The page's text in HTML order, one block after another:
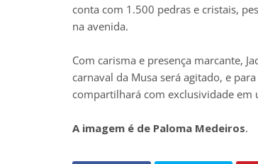
conta com 1.500 pedras e cristais,
na avenida.
Com carisma e presença marcante,
carnaval da Musa será agitado, e
compartilhará com exclusividade em
A imagem é de Paloma Medeiros.